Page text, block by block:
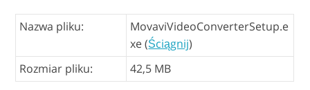
Nazwa pliku:
MovaviVideoConverterSetup.e
xe (Ściągnij)
Rozmiar pliku:
42,5 MB